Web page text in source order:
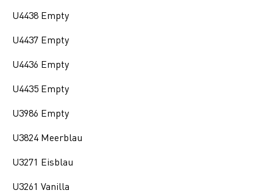
U4438 Empty
U4437 Empty
U4436 Empty
U4435 Empty
U3986 Empty
U3824 Meerblau
U3271 Eisblau
U3261 Vanilla